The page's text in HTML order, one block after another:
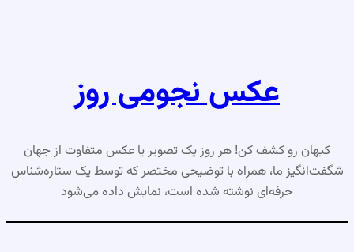
عکس نجومی روز
کیهان رو کشف کن! هر روز یک تصویر یا عکس متفاوت از جهان
شگفت‌انگیز ما، همراه با توضیحی مختصر که توسط یک ستاره‌شناس
حرفه‌ای نوشته شده است، نمایش داده می‌شود